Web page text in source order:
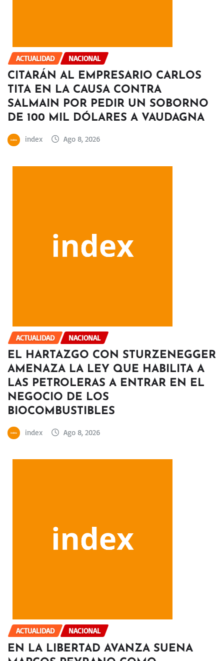
ACTUALIDAD NACIONAL
CITARÁN AL EMPRESARIO CARLOS
TITA EN LA CAUSA CONTRA
SALMAIN POR PEDIR UN SOBORNO
DE 100 MIL DÓLARES A VAUDAGNA
index Ago 8, 2026
ACTUALIDAD NACIONAL
EL HARTAZGO CON STURZENEGGER
AMENAZA LA LEY QUE HABILITA A
LAS PETROLERAS A ENTRAR EN EL
NEGOCIO DE LOS
BIOCOMBUSTIBLES
index Ago 8, 2026
ACTUALIDAD NACIONAL
EN LA LIBERTAD AVANZA SUENA